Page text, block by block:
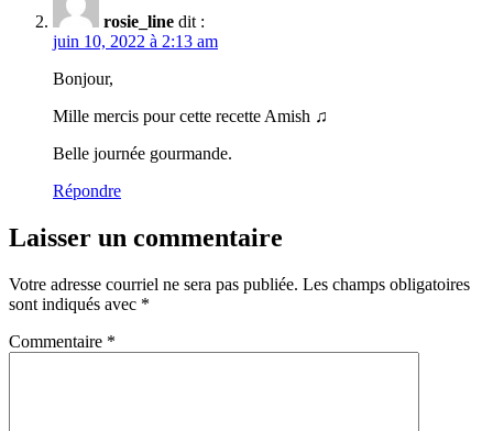
rosie_line dit :
juin 10, 2022 à 2:13 am
Bonjour,
Mille mercis pour cette recette Amish ♫
Belle journée gourmande.
Répondre
Laisser un commentaire
Votre adresse courriel ne sera pas publiée. Les champs obligatoires
sont indiqués avec *
Commentaire *